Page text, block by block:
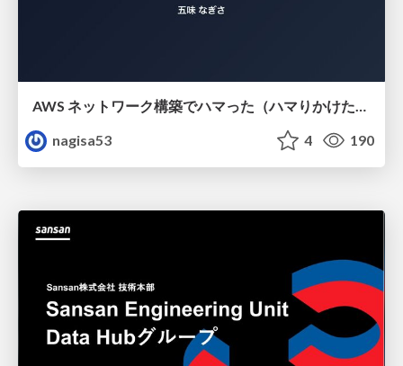
AWS ネットワーク構築でハマった（ハマりかけた） 5選とそこから得た教訓
nagisa53
4 190